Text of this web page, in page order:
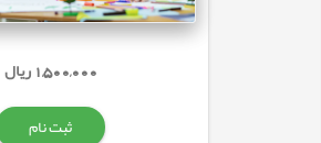
1,500,000 ریال
ثبت نام